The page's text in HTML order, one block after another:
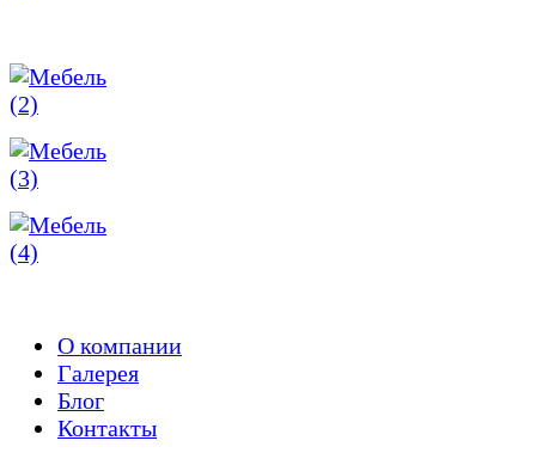
О компании
Галерея
Блог
Контакты